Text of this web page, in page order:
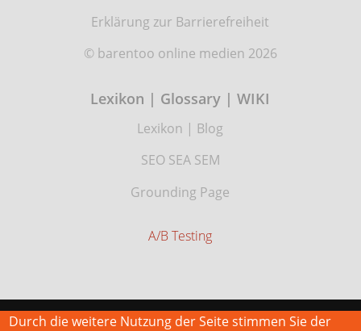
Erklärung zur Barrierefreiheit
© barentoo online medien 2026
Lexikon | Glossary | WIKI
Lexikon | Blog
SEO SEA SEM
Grounding Page
A/B Testing
Durch die weitere Nutzung der Seite stimmen Sie der